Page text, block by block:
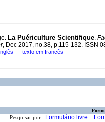
La Puériculture Scientifique.
, Dec 2017, no.38, p.115-132. ISSN
inglês · texto em francês
Pesquisar por : Formulário livre